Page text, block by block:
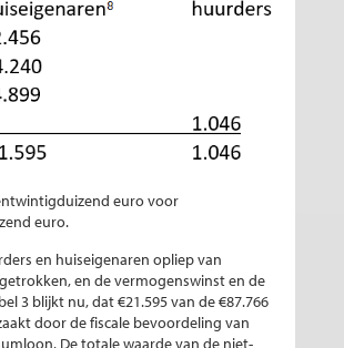
euro voor
euro.
en huiseigenaren opliep van
en de vermogenswinst en de
3 blijkt nu, dat €21.595 van de €87.766
door de fiscale bevoordeling van
De totale waarde van de niet-